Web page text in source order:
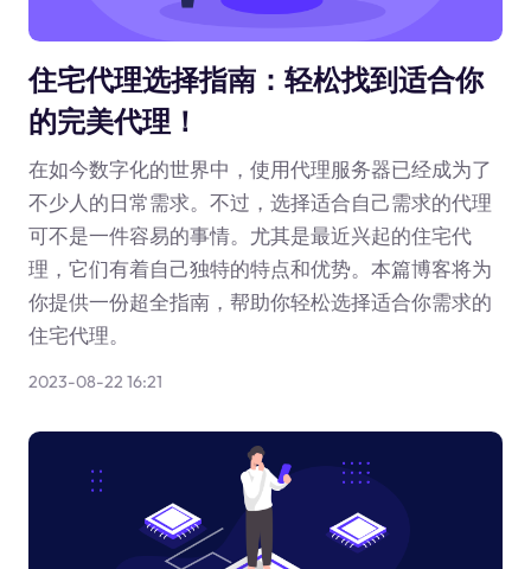
住宅代理选择指南：轻松找到适合你
的完美代理！
在如今数字化的世界中，使用代理服务器已经成为了
不少人的日常需求。不过，选择适合自己需求的代理
可不是一件容易的事情。尤其是最近兴起的住宅代
理，它们有着自己独特的特点和优势。本篇博客将为
你提供一份超全指南，帮助你轻松选择适合你需求的
住宅代理。
2023-08-22 16:21